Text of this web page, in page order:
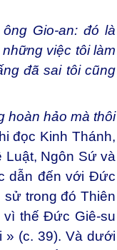
Gio-an: đó là
việc tôi làm
đã sai tôi cũng
hoàn hảo mà thôi
đọc Kinh Thánh,
Luật, Ngôn Sứ và
dẫn đến với Đức
trong đó Thiên
thế Đức Giê-su
» (c. 39). Và dưới